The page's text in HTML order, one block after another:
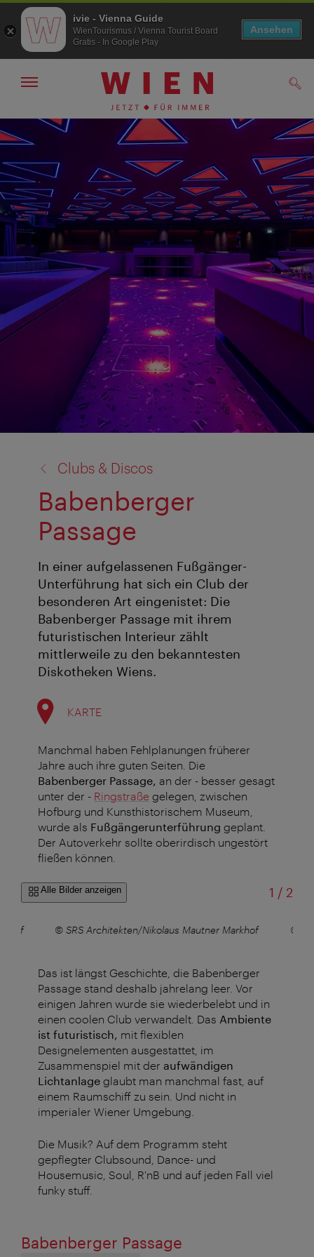
Zur
Navigation
Zum
Inhalt
Navigation
Clubs & Discos
Babenberger
Passage
In einer aufgelassenen Fußgänger-
Unterführung hat sich ein Club der
besonderen Art eingenistet: Die
Babenberger Passage mit ihrem
futuristischen Interieur zählt
mittlerweile zu den bekanntesten
Diskotheken Wiens.
KARTE
Manchmal haben Fehlplanungen früherer
Jahre auch ihre guten Seiten. Die
Babenberger Passage, an der - besser gesagt
unter der - Ringstraße gelegen, zwischen
Hofburg und Kunsthistorischem Museum,
wurde als Fußgängerunterführung geplant.
Der Autoverkehr sollte oberirdisch ungestört
fließen können.
Alle Bilder anzeigen 1 /von
2
© SRS Architekten/Nikolaus Mautner Markhof ©
Das ist längst Geschichte, die Babenberger
Passage stand deshalb jahrelang leer. Vor
einigen Jahren wurde sie wiederbelebt und in
einen coolen Club verwandelt. Das Ambiente
ist futuristisch, mit flexiblen
Designelementen ausgestattet, im
Zusammenspiel mit der aufwändigen
Lichtanlage glaubt man manchmal fast, auf
einem Raumschiff zu sein. Und nicht in
imperialer Wiener Umgebung.
Die Musik? Auf dem Programm steht
gepflegter Clubsound, Dance- und
Housemusic, Soul, R'nB und auf jeden Fall viel
funky stuff.
Babenberger Passage
ivie - Vienna Guide
WienTourismus / Vienna Tourist Board
Gratis - In Google Play
Ansehen